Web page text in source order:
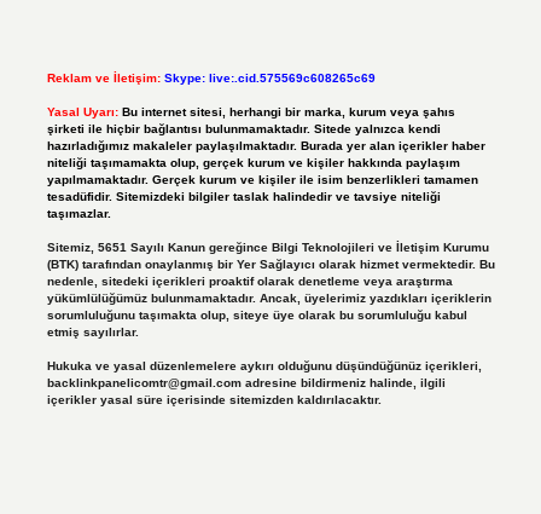
Reklam ve İletişim: Skype: live:.cid.575569c608265c69
Yasal Uyarı: Bu internet sitesi, herhangi bir marka, kurum veya şahıs
şirketi ile hiçbir bağlantısı bulunmamaktadır. Sitede yalnızca kendi
hazırladığımız makaleler paylaşılmaktadır. Burada yer alan içerikler haber
niteliği taşımamakta olup, gerçek kurum ve kişiler hakkında paylaşım
yapılmamaktadır. Gerçek kurum ve kişiler ile isim benzerlikleri tamamen
tesadüfidir. Sitemizdeki bilgiler taslak halindedir ve tavsiye niteliği
taşımazlar.
Sitemiz, 5651 Sayılı Kanun gereğince Bilgi Teknolojileri ve İletişim Kurumu
(BTK) tarafından onaylanmış bir Yer Sağlayıcı olarak hizmet vermektedir. Bu
nedenle, sitedeki içerikleri proaktif olarak denetleme veya araştırma
yükümlülüğümüz bulunmamaktadır. Ancak, üyelerimiz yazdıkları içeriklerin
sorumluluğunu taşımakta olup, siteye üye olarak bu sorumluluğu kabul
etmiş sayılırlar.
Hukuka ve yasal düzenlemelere aykırı olduğunu düşündüğünüz içerikleri,
backlinkpanelicomtr@gmail.comadresine bildirmeniz halinde, ilgili
içerikler yasal süre içerisinde sitemizden kaldırılacaktır.